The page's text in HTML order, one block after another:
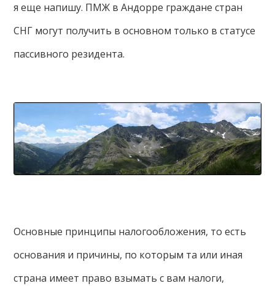
я еще напишу. ПМЖ в Андорре граждане стран
СНГ могут получить в основном только в статусе
пассивного резидента.
Основные принципы налогообложения, то есть
основания и причины, по которым та или иная
страна имеет право взымать с вам налоги,